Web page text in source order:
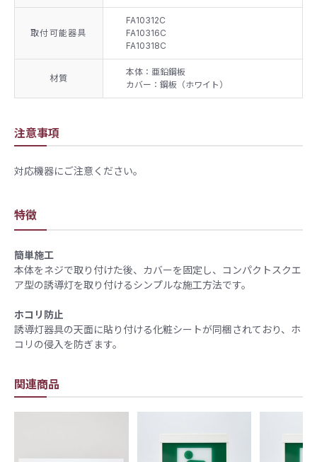
関連商品
取付可能器具
FA10312C
FA10316C
FA10318C
材質
本体：​亜鉛鋼板​
カバー：​鋼板（ホワイト）
注意事項
対応機器にご注意ください。
特徴
簡単施工
​本体をネジで取り付けた後、カバーを固定し、コンパクトスクエ
ア型の誘導灯を取り付けるシンプルな施工方法です。
ホコリ防止
誘導灯器具の天面に貼り付ける化粧シートが同梱されており、ホ
コリの侵入を防ぎます。